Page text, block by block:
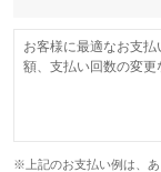
お客様に最適なお支
額、支払い回数の変
※上記のお支払い例は、あ